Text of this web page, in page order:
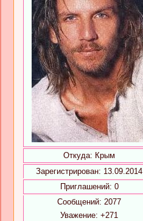
Откуда: Крым
Зарегистрирован: 13.09.2014
Приглашений: 0
Сообщений: 2077
Уважение: +271